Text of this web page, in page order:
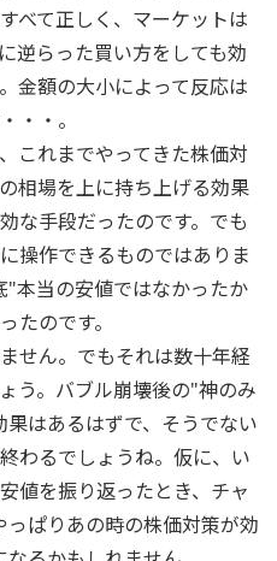
べて正しく、マーケットは
逆らった買い方をしても効
金額の大小によって反応は
・・。
これまでやってきた株価対
相場を上に持ち上げる効果
な手段だったのです。でも
操作できるものではありま
本当の安値ではなかったか
たのです。
せん。でもそれは数十年経
う。バブル崩壊後の"神のみ
はあるはずで、そうでない
わるでしょうね。仮に、い
値を振り返ったとき、チャ
ぱりあの時の株価対策が効